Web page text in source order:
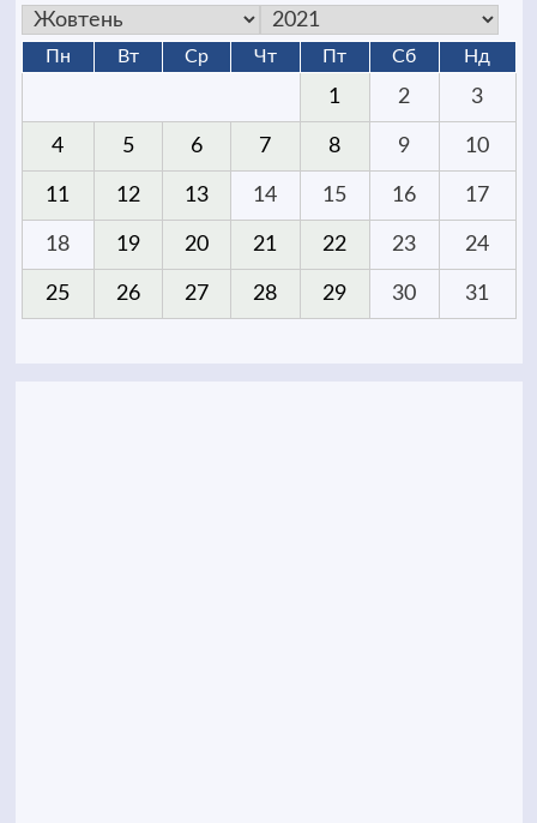
Пн Вт Ср Чт Пт Сб Нд
1 2 3
4 5 6 7 8 9 10
11 12 13 14 15 16 17
18 19 20 21 22 23 24
25 26 27 28 29 30 31